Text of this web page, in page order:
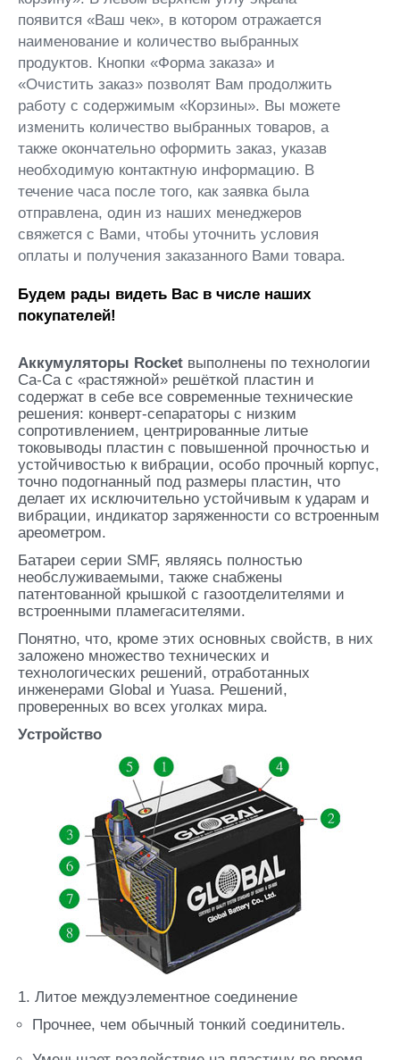
появится «Ваш чек», в котором отражается
наименование и количество выбранных
продуктов. Кнопки «Форма заказа» и
«Очистить заказ» позволят Вам продолжить
работу с содержимым «Корзины». Вы можете
изменить количество выбранных товаров, а
также окончательно оформить заказ, указав
необходимую контактную информацию. В
течение часа после того, как заявка была
отправлена, один из наших менеджеров
свяжется с Вами, чтобы уточнить условия
оплаты и получения заказанного Вами товара.
Будем рады видеть Вас в числе наших
покупателей!
Аккумуляторы Rocket выполнены по технологии
Ca-Ca c «растяжной» решёткой пластин и
содержат в себе все современные технические
решения: конверт-сепараторы с низким
сопротивлением, центрированные литые
токовыводы пластин с повышенной прочностью и
устойчивостью к вибрации, особо прочный корпус,
точно подогнанный под размеры пластин, что
делает их исключительно устойчивым к ударам и
вибрации, индикатор заряженности со встроенным
ареометром.
Батареи серии SMF, являясь полностью
необслуживаемыми, также снабжены
патентованной крышкой с газоотделителями и
встроенными пламегасителями.
Понятно, что, кроме этих основных свойств, в них
заложено множество технических и
технологических решений, отработанных
инженерами Global и Yuasa. Решений,
проверенных во всех уголках мира.
Устройство
1. Литое междуэлементное соединение
Прочнее, чем обычный тонкий соединитель.